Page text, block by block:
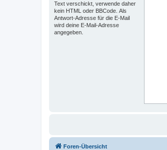
Text verschickt, verwende daher
kein HTML oder BBCode. Als
Antwort-Adresse für die E-Mail
wird deine E-Mail-Adresse
angegeben.
Foren-Übersicht